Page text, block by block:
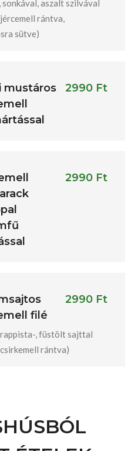
aszalt szilvával
rántva,
sütve)
mustáros
2990 Ft
2990 Ft
filé
2990 Ft
, füstölt sajttal
rántva)